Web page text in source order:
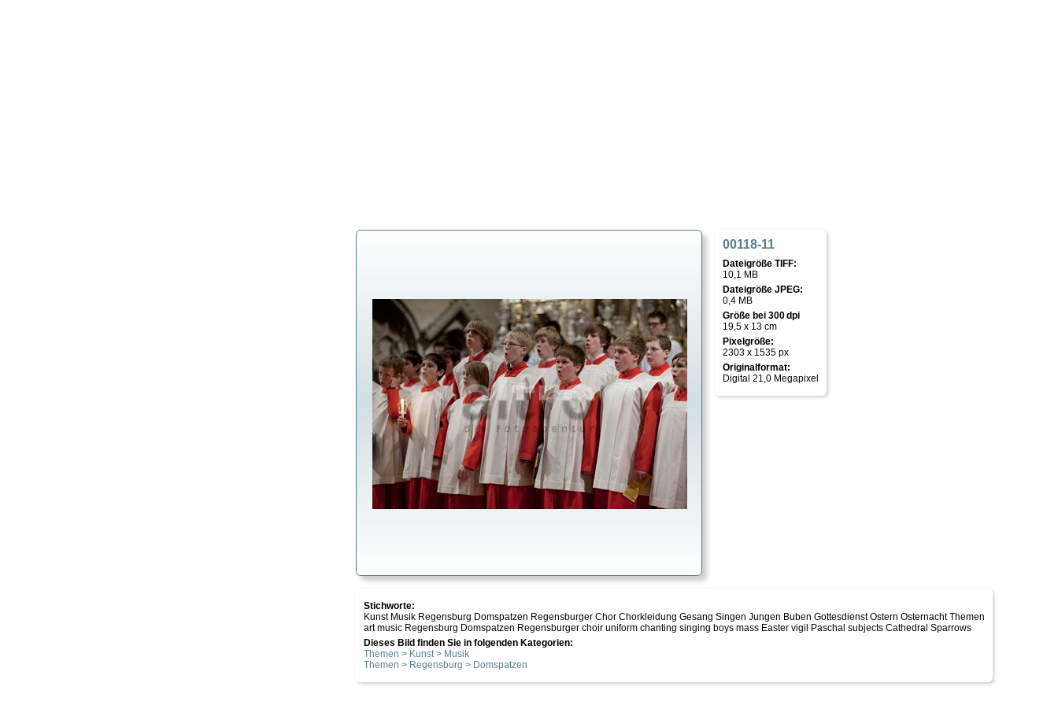
00118-11
Dateigröße TIFF:
10,1 MB
Dateigröße JPEG:
0,4 MB
Größe bei 300 dpi
19,5 x 13 cm
Pixelgröße:
2303 x 1535 px
Originalformat:
Digital 21,0 Megapixel
Stichworte:
Kunst Musik Regensburg Domspatzen Regensburger Chor Chorkleidung Gesang Singen Jungen Buben Gottesdienst Ostern Osternacht Themen
art music Regensburg Domspatzen Regensburger choir uniform chanting singing boys mass Easter vigil Paschal subjects Cathedral Sparrows
Dieses Bild finden Sie in folgenden Kategorien:
Themen > Kunst > Musik
Themen > Regensburg > Domspatzen